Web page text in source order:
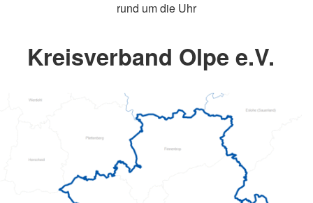
rund um die Uhr
Kreisverband Olpe e.V.